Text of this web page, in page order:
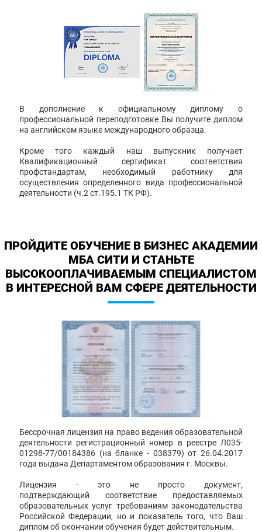
В дополнение к официальному диплому о
профессиональной переподготовке Вы получите диплом
на английском языке международного образца.
Кроме того каждый наш выпускник получает
Квалификационный сертификат соответствия
профстандартам, необходимый работнику для
осуществления определенного вида профессиональной
деятельности (ч.2 ст.195.1 ТК РФ).
ПРОЙДИТЕ ОБУЧЕНИЕ В БИЗНЕС АКАДЕМИИ
МБА СИТИ И СТАНЬТЕ
ВЫСОКООПЛАЧИВАЕМЫМ СПЕЦИАЛИСТОМ
В ИНТЕРЕСНОЙ ВАМ СФЕРЕ ДЕЯТЕЛЬНОСТИ
Бессрочная лицензия на право ведения образовательной
деятельности регистрационный номер в реестре Л035-
01298-77/00184386 (на бланке - 038379) от 26.04.2017
года выдана Департаментом образования г. Москвы.
Лицензия - это не просто документ,
подтверждающий соответствие предоставляемых
образовательных услуг требованиям законодательства
Российской Федерации, но и показатель того, что Ваш
диплом об окончании обучения будет действительным.